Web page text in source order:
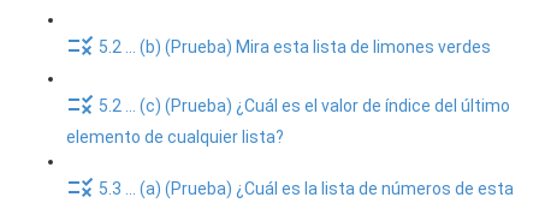
5.2 ... (b) (Prueba) Mira esta lista de limones verdes
5.2 ... (c) (Prueba) ¿Cuál es el valor de índice del último
elemento de cualquier lista?
5.3 ... (a) (Prueba) ¿Cuál es la lista de números de esta